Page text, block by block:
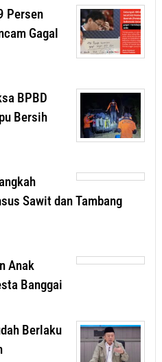
Persen
Gagal
BPBD
Bersih
Sawit dan Tambang
Anak
Banggai
Berlaku